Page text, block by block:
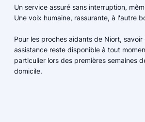
Un service assuré sans interruption,
Une voix humaine, rassurante, à l'autre
Pour les proches aidants de Niort, savoir
assistance reste disponible à tout
particulier lors des premières semaines
domicile.